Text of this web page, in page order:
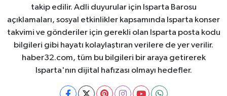
takip edilir. Adli duyurular için Isparta Barosu
açıklamaları, sosyal etkinlikler kapsamında Isparta konser
takvimi ve gönderiler için gerekli olan Isparta posta kodu
bilgileri gibi hayatı kolaylaştıran verilere de yer verilir.
haber32.com, tüm bu bilgileri bir araya getirerek
Isparta'nın dijital hafızası olmayı hedefler.